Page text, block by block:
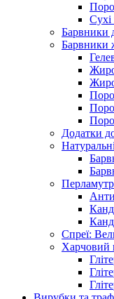
Барвники
Барвники
Додатки
Спреї:
Харчовий